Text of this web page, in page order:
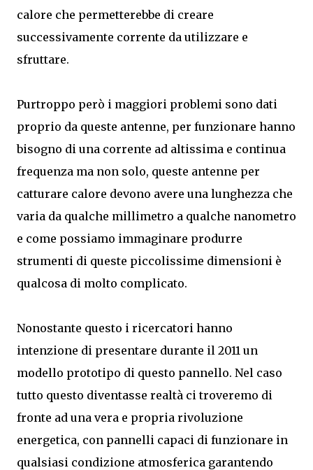
calore che permetterebbe di creare
successivamente corrente da utilizzare e
sfruttare.
Purtroppo però i maggiori problemi sono dati
proprio da queste antenne, per funzionare hanno
bisogno di una corrente ad altissima e continua
frequenza ma non solo, queste antenne per
catturare calore devono avere una lunghezza che
varia da qualche millimetro a qualche nanometro
e come possiamo immaginare produrre
strumenti di queste piccolissime dimensioni è
qualcosa di molto complicato.
Nonostante questo i ricercatori hanno
intenzione di presentare durante il 2011 un
modello prototipo di questo pannello. Nel caso
tutto questo diventasse realtà ci troveremo di
fronte ad una vera e propria rivoluzione
energetica, con pannelli capaci di funzionare in
qualsiasi condizione atmosferica garantendo